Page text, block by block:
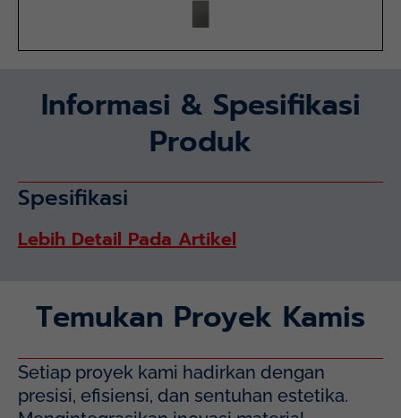
Informasi & Spesifikasi
Produk
Spesifikasi
Lebih Detail Pada Artikel
Temukan Proyek Kamis
Setiap proyek kami hadirkan dengan
presisi, efisiensi, dan sentuhan estetika.